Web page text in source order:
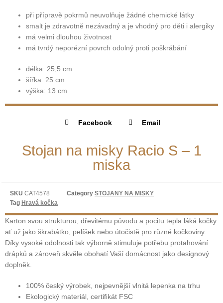
při přípravě pokrmů neuvolňuje žádné chemické látky
smalt je zdravotně nezávadný a je vhodný pro děti i alergiky
má velmi dlouhou životnost
má tvrdý neporézní povrch odolný proti poškrábání
délka: 25,5 cm
šířka: 25 cm
výška: 13 cm
Facebook Email
Stojan na misky Racio S – 1
miska
SKU CAT4578 Category STOJANY NA MISKY
Tag Hravá kočka
Karton svou strukturou, dřevitému původu a pocitu tepla láká kočky
ať už jako škrabátko, pelíšek nebo útočistě pro různé kočkoviny.
Díky vysoké odolnosti tak výborně stimuluje potřebu protahování
drápků a zároveň skvěle obohatí Vaší domácnost jako designový
doplněk.
100% český výrobek, nejpevnější vlnitá lepenka na trhu
Ekologický materiál, certifikát FSC